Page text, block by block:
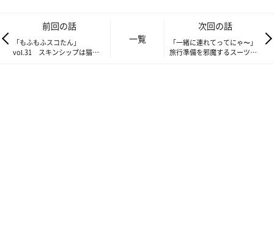
前回の話
「もふもふスコたん」
vol.31 スキンシップは猫も
一覧
次回の話
「一緒に連れてってにゃ〜」
旅行準備を邪魔するスーツケ